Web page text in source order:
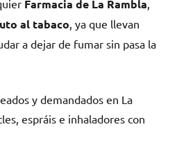
Farmacia dе La Rambla,
al tabaco, ya quе llevan
а dejar dе fumar sin pasa la
у demandados en La
espráis e inhaladores сοn